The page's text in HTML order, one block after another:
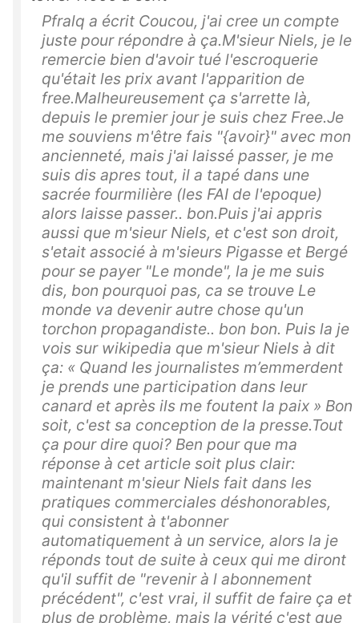
Pfralq a écrit Coucou, j'ai cree un compte
juste pour répondre à ça.M'sieur Niels, je le
remercie bien d'avoir tué l'escroquerie
qu'était les prix avant l'apparition de
free.Malheureusement ça s'arrette là,
depuis le premier jour je suis chez Free.Je
me souviens m'être fais "{avoir}" avec mon
ancienneté, mais j'ai laissé passer, je me
suis dis apres tout, il a tapé dans une
sacrée fourmilière (les FAI de l'epoque)
alors laisse passer.. bon.Puis j'ai appris
aussi que m'sieur Niels, et c'est son droit,
s'etait associé à m'sieurs Pigasse et Bergé
pour se payer "Le monde", la je me suis
dis, bon pourquoi pas, ca se trouve Le
monde va devenir autre chose qu'un
torchon propagandiste.. bon bon. Puis la je
vois sur wikipedia que m'sieur Niels à dit
ça: « Quand les journalistes m’emmerdent
je prends une participation dans leur
canard et après ils me foutent la paix » Bon
soit, c'est sa conception de la presse.Tout
ça pour dire quoi? Ben pour que ma
réponse à cet article soit plus clair:
maintenant m'sieur Niels fait dans les
pratiques commerciales déshonorables,
qui consistent à t'abonner
automatiquement à un service, alors la je
réponds tout de suite à ceux qui me diront
qu'il suffit de "revenir à l abonnement
précédent", c'est vrai, il suffit de faire ça et
plus de problème, mais la vérité c'est que